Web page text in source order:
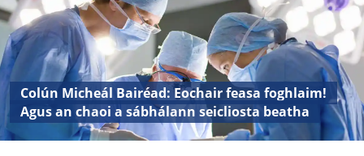
Colún Micheál Bairéad: Eochair feasa foghlaim!
Agus an chaoi a sábhálann seicliosta beatha